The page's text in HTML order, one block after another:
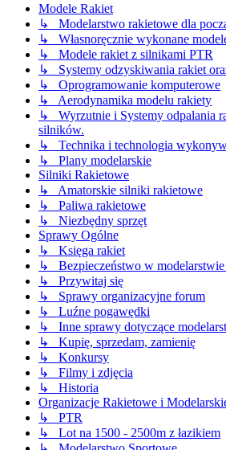
Modele Rakiet
↳ Modelarstwo rakietowe dla
↳ Własnoręcznie wykonane
↳ Modele rakiet z silnikami PTR
↳ Systemy odzyskiwania rakiet
↳ Oprogramowanie komputerowe
↳ Aerodynamika modelu rakiety
↳ Wyrzutnie i Systemy odpalania
silników.
↳ Technika i technologia
↳ Plany modelarskie
Silniki Rakietowe
↳ Amatorskie silniki rakietowe
↳ Paliwa rakietowe
↳ Niezbędny sprzęt
Sprawy Ogólne
↳ Księga rakiet
↳ Bezpieczeństwo w
↳ Przywitaj się
↳ Sprawy organizacyjne forum
↳ Luźne pogawędki
↳ Inne sprawy dotyczące
↳ Kupię, sprzedam, zamienię
↳ Konkursy
↳ Filmy i zdjęcia
↳ Historia
Organizacje Rakietowe i
↳ PTR
↳ Lot na 1500 - 2500m z łazikiem